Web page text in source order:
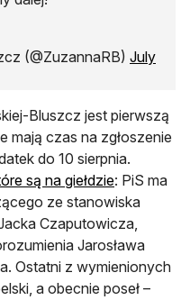
(@ZuzannaRB) July
Bluszcz jest pierwszą
mają czas na zgłoszenie
do 10 sierpnia.
są na giełdzieotwiera się
: PiS ma
ze stanowiska
Czaputowicza,
Jarosława
Ostatni z wymienionych
a obecnie poseł –